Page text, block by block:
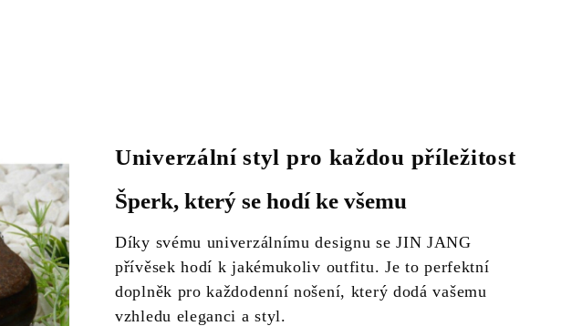
Univerzální styl pro každou příležitost
Šperk, který se hodí ke všemu
Díky svému univerzálnímu designu se JIN JANG
přívěsek hodí k jakémukoliv outfitu. Je to perfektní
doplněk pro každodenní nošení, který dodá vašemu
vzhledu eleganci a styl.